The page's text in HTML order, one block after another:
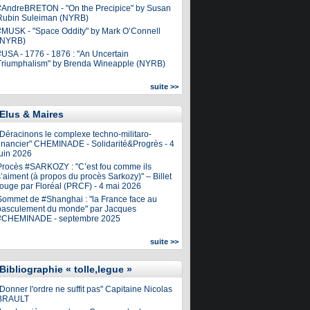
- "On the Precipice" by Susan
Suleiman (NYRB)
- "Space Oddity" by Mark O’Connell
- 1776 - 1876 : "An Uncertain
by Brenda Wineapple (NYRB)
suite >>
& Maires
le complexe techno-militaro-
CHEMINADE - Solidarité&Progrès - 4
2026
#SARKOZY : "C’est fou comme ils
(à propos du procès Sarkozy)" – Billet
par Floréal (PRCF) - 4 mai 2026
de #Shanghai : "la France face au
du monde" par Jacques
- septembre 2025
suite >>
« tolle,legue »
l'ordre ne suffit pas" Capitaine Nicolas